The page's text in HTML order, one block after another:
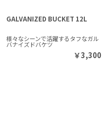
GALVANIZED BUCKET 12L
様々なシーンで活躍するタフなガル
バナイズドバケツ
￥3,300